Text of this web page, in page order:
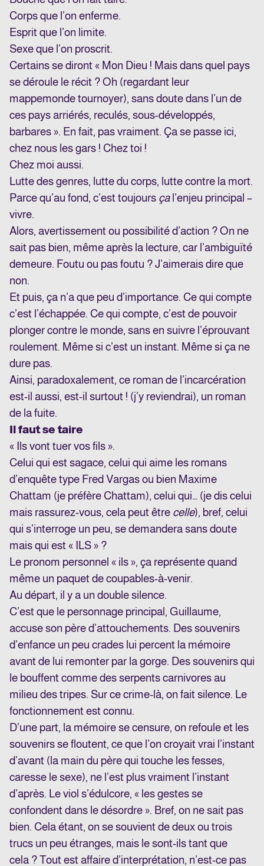
Corps que l’on enferme.
Esprit que l’on limite.
Sexe que l’on proscrit.
Certains se diront « Mon Dieu ! Mais dans quel pays
se déroule le récit ? Oh (regardant leur
mappemonde tournoyer), sans doute dans l’un de
ces pays arriérés, reculés, sous-développés,
barbares ». En fait, pas vraiment. Ça se passe ici,
chez nous les gars ! Chez toi !
Chez moi aussi.
Lutte des genres, lutte du corps, lutte contre la mort.
Parce qu’au fond, c’est toujours çal’enjeu principal –
vivre.
Alors, avertissement ou possibilité d’action ? On ne
sait pas bien, même après la lecture, car l’ambiguïté
demeure. Foutu ou pas foutu ? J’aimerais dire que
non.
Et puis, ça n’a que peu d’importance. Ce qui compte
c’est l’échappée. Ce qui compte, c’est de pouvoir
plonger contre le monde, sans en suivre l’éprouvant
roulement. Même si c’est un instant. Même si ça ne
dure pas.
Ainsi, paradoxalement, ce roman de l’incarcération
est-il aussi, est-il surtout ! (j’y reviendrai), un roman
de la fuite.
Il faut se taire
« Ils vont tuer vos fils ».
Celui qui est sagace, celui qui aime les romans
d’enquête type Fred Vargas ou bien Maxime
Chattam (je préfère Chattam), celui qui… (je dis celui
mais rassurez-vous, cela peut être celle), bref, celui
qui s’interroge un peu, se demandera sans doute
mais qui est « ILS » ?
Le pronom personnel « ils », ça représente quand
même un paquet de coupables-à-venir.
Au départ, il y a un double silence.
C’est que le personnage principal, Guillaume,
accuse son père d’attouchements. Des souvenirs
d’enfance un peu crades lui percent la mémoire
avant de lui remonter par la gorge. Des souvenirs qui
le bouffent comme des serpents carnivores au
milieu des tripes. Sur ce crime-là, on fait silence. Le
fonctionnement est connu.
D’une part, la mémoire se censure, on refoule et les
souvenirs se floutent, ce que l’on croyait vrai l’instant
d’avant (la main du père qui touche les fesses,
caresse le sexe), ne l’est plus vraiment l’instant
d’après. Le viol s’édulcore, « les gestes se
confondent dans le désordre ». Bref, on ne sait pas
bien. Cela étant, on se souvient de deux ou trois
trucs un peu étranges, mais le sont-ils tant que
cela ? Tout est affaire d’interprétation, n’est-ce pas